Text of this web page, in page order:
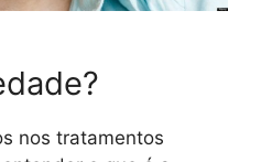
nos tratamentos